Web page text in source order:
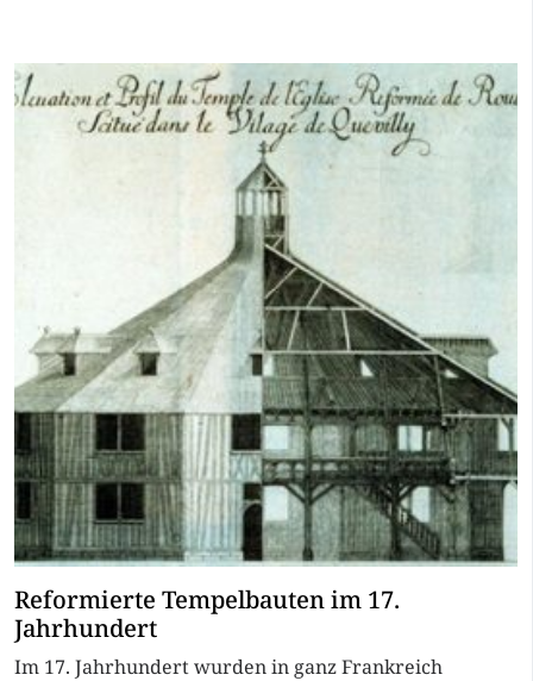
Reformierte Tempelbauten im 17.
Jahrhundert
Im 17. Jahrhundert wurden in ganz Frankreich